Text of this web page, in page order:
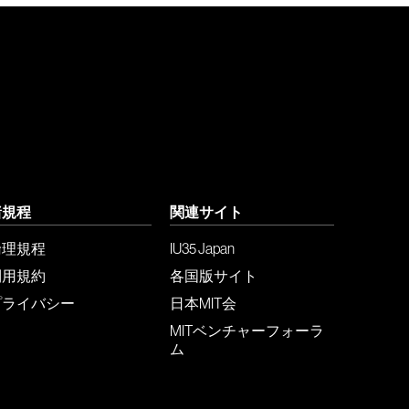
程
規程
規約
イバシー
関連サイト
IU35 Japan
各国版サイト
日本MIT会
MITベンチャーフォーラ
ム